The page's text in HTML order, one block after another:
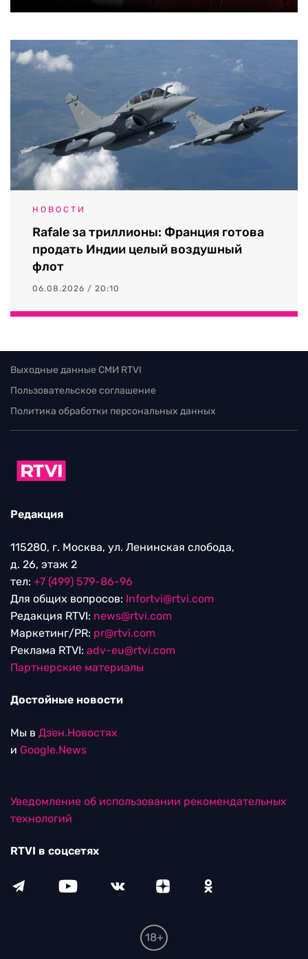
НОВОСТИ
Rafale за триллионы: Франция готова
продать Индии целый воздушный
флот
06.08.2026 / 20:10
Выходные данные СМИ RTVI
Пользовательское соглашение
Политика обработки персональных данных
Редакция
115280, г. Москва, ул. Ленинская слобода,
д. 26, этаж 2
тел: +7 (499) 579-86-96
Для общих вопросов: Infortvi@rtvi.com
Редакция RTVI: news@rtvi.com
Маркетинг/PR: pr@rtvi.com
Реклама RTVI: adv-eu@rtvi.com
Партнерские материалы
Достойные новости
Мы в Дзен.Новостях
и Google.News
Уведомление об использовании рекомендательных
технологий
RTVI в соцсетях
18+